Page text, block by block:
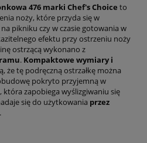
476 marki Chef's Choice to
noży, które przyda się w
pikniku czy w czasie gotowania w
efektu przy ostrzeniu noży
ostrzącą wykonano z
. Kompaktowe wymiary i
że tę podręczną ostrzałkę można
pokryto przyjemną w
, która zapobiega wyślizgiwaniu się
się do użytkowania przez
.